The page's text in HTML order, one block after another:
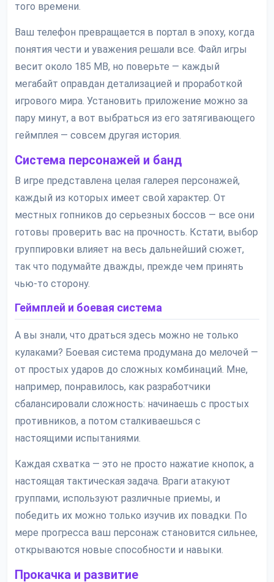
того времени.
Ваш телефон превращается в портал в эпоху, когда
понятия чести и уважения решали все. Файл игры
весит около 185 MB, но поверьте — каждый
мегабайт оправдан детализацией и проработкой
игрового мира. Установить приложение можно за
пару минут, а вот выбраться из его затягивающего
геймплея — совсем другая история.
Система персонажей и банд
В игре представлена целая галерея персонажей,
каждый из которых имеет свой характер. От
местных гопников до серьезных боссов — все они
готовы проверить вас на прочность. Кстати, выбор
группировки влияет на весь дальнейший сюжет,
так что подумайте дважды, прежде чем принять
чью-то сторону.
Геймплей и боевая система
А вы знали, что драться здесь можно не только
кулаками? Боевая система продумана до мелочей —
от простых ударов до сложных комбинаций. Мне,
например, понравилось, как разработчики
сбалансировали сложность: начинаешь с простых
противников, а потом сталкиваешься с
настоящими испытаниями.
Каждая схватка — это не просто нажатие кнопок, а
настоящая тактическая задача. Враги атакуют
группами, используют различные приемы, и
победить их можно только изучив их повадки. По
мере прогресса ваш персонаж становится сильнее,
открываются новые способности и навыки.
Прокачка и развитие